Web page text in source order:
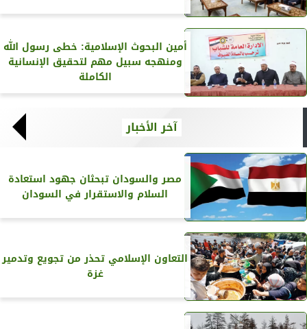
أمين البحوث الإسلامية: خطى رسول الله
ومنهجه سبيل مهم لتحقيق الإنسانية
الكاملة
آخر الأخبار
مصر والسودان تبحثان جهود استعادة
السلام والاستقرار في السودان
التعاون الإسلامي تحذر من تجويع وتدمير
غزة